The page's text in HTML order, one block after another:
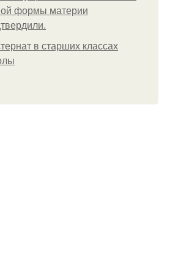
формы материи
в старших классах